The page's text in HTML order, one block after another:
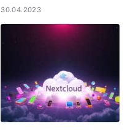
30.04.2023